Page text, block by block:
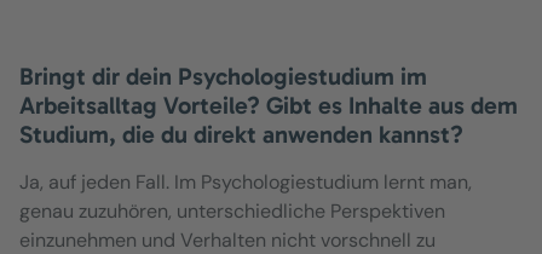
Bringt dir dein Psychologiestudium im
Arbeitsalltag Vorteile? Gibt es Inhalte aus dem
Studium, die du direkt anwenden kannst?
Ja, auf jeden Fall. Im Psychologiestudium lernt man,
genau zuzuhören, unterschiedliche Perspektiven
einzunehmen und Verhalten nicht vorschnell zu